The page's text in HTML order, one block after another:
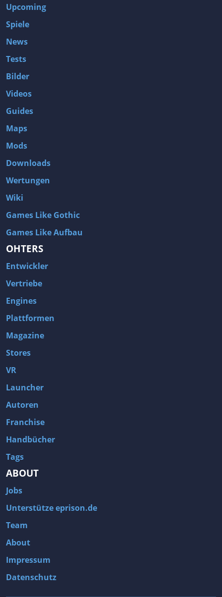
Upcoming
Spiele
News
Tests
Bilder
Videos
Guides
Maps
Mods
Downloads
Wertungen
Wiki
Games Like Gothic
Games Like Aufbau
OHTERS
Entwickler
Vertriebe
Engines
Plattformen
Magazine
Stores
VR
Launcher
Autoren
Franchise
Handbücher
Tags
ABOUT
Jobs
Unterstütze eprison.de
Team
About
Impressum
Datenschutz